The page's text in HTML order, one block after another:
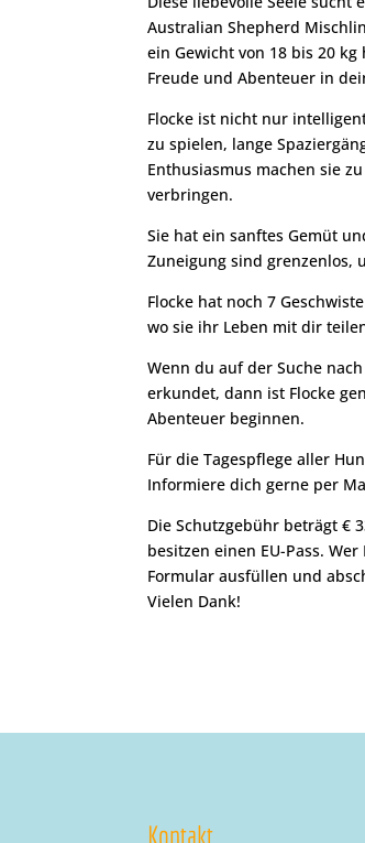
Australian Shepherd
ein Gewicht von 18 bis 20
Freude und Abenteuer in
Flocke ist nicht nur
zu spielen, lange
Enthusiasmus machen sie
verbringen.
Sie hat ein sanftes Gemüt
Zuneigung sind grenzenlos,
Flocke hat noch 7
wo sie ihr Leben mit dir
Wenn du auf der Suche
erkundet, dann ist Flocke
Abenteuer beginnen.
Für die Tagespflege aller
Informiere dich gerne per
Die Schutzgebühr beträgt €
besitzen einen EU-Pass.
Formular ausfüllen und
Vielen Dank!
Kontakt